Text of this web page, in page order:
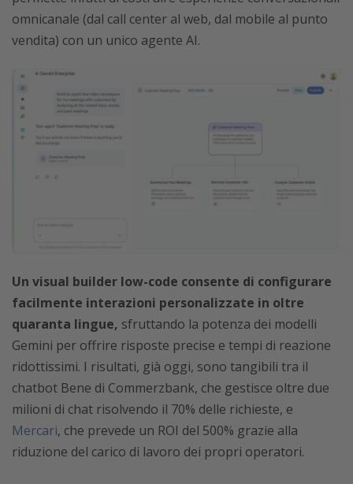
omnicanale (dal call center al web, dal mobile al punto
vendita) con un unico agente AI.
Un visual builder low-code consente di configurare
facilmente interazioni personalizzate in oltre
quaranta lingue, sfruttando la potenza dei modelli
Gemini per offrire risposte precise e tempi di reazione
ridottissimi. I risultati, già oggi, sono tangibili tra il
chatbot Bene di Commerzbank, che gestisce oltre due
milioni di chat risolvendo il 70% delle richieste, e
Mercari, che prevede un ROI del 500% grazie alla
riduzione del carico di lavoro dei propri operatori.